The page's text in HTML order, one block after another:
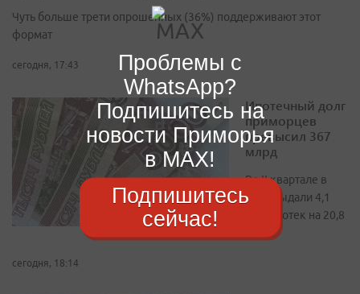
Чуть больше трети опрошенных (36%) поддерживают этот
формат
сегодня, 17:43
Ипотечный долг
приморцев
превысил 367
млрд
Во II квартале в
крае выдали 4,1
тыс. ипотек на 20,8
млрд
сегодня, 18:14
Проблемы с
WhatsApp?
Подпишитесь на
новости Приморья
в MAX!
Подпишитесь
сейчас!